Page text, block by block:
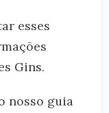
esses
Gins.
nosso guia